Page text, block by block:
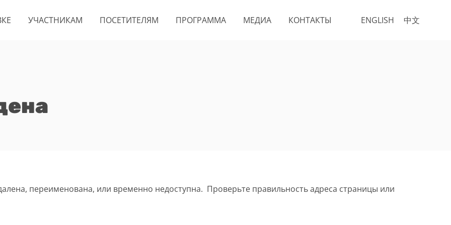
ENGLISH 中文
УЧАСТНИКАМ ПОСЕТИТЕЛЯМ ПРОГРАММА МЕДИА КОНТАКТЫ
переименована, или временно недоступна. Проверьте правильность адреса страницы или